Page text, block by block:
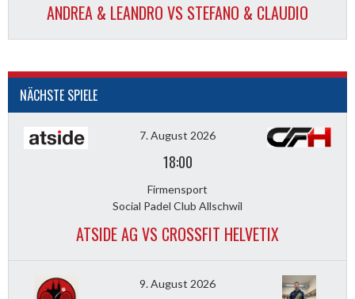
ANDREA & LEANDRO VS STEFANO & CLAUDIO
NÄCHSTE SPIELE
7. August 2026
18:00
Firmensport
Social Padel Club Allschwil
ATSIDE AG VS CROSSFIT HELVETIX
9. August 2026